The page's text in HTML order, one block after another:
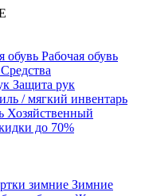
Рабочая обувь
Средства
Защита рук
/ мягкий инвентарь
Хозяйственный
зимние Зимние